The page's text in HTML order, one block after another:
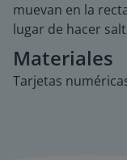
muevan en la
lugar de hacer
Materiales
Tarjetas